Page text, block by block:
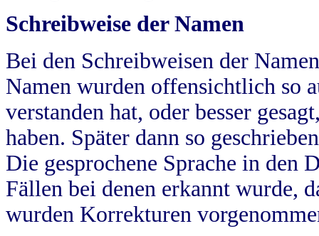
Schreibweise der Namen
Bei den Schreibweisen der
Namen wurden offensichtlich so
verstanden hat, oder besser
haben. Später dann so
Die gesprochene Sprache in
Fällen bei denen erkannt wurde,
wurden Korrekturen